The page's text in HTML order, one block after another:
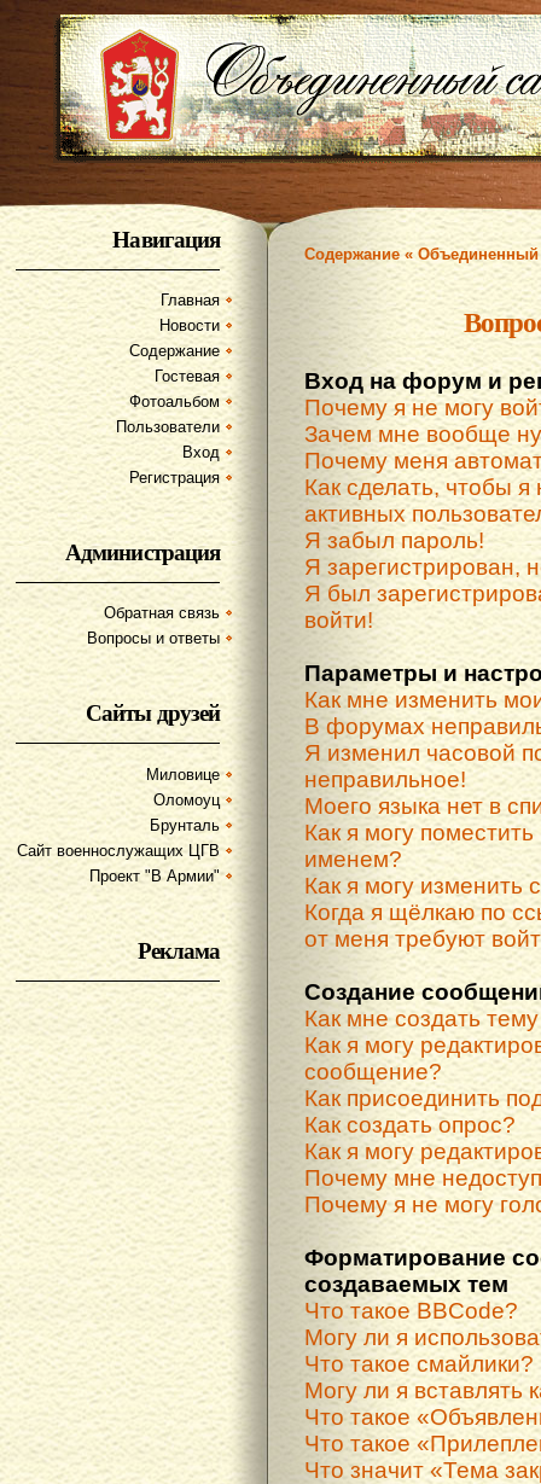
Навигация
Главная
Новости
Содержание
Гостевая
Фотоальбом
Пользователи
Вход
Регистрация
Администрация
Обратная связь
Вопросы и ответы
Сайты друзей
Миловице
Оломоуц
Брунталь
Сайт военнослужащих ЦГВ
Проект "В Армии"
Реклама
Содержание «
Вход на форум и
Почему я не могу
Зачем мне вообще
Почему меня
Как сделать, чтобы я
активных
Я забыл пароль!
Я зарегистрирован,
Я был
войти!
Параметры и
Как мне изменить
В форумах
Я изменил часовой
неправильное!
Моего языка нет в
Как я могу
именем?
Как я могу изменить
Когда я щёлкаю по
от меня требуют
Создание
Как мне создать
Как я могу
сообщение?
Как присоединить
Как создать опрос?
Как я могу
Почему мне
Почему я не могу
Форматирование
создаваемых тем
Что такое BBCode?
Могу ли я
Что такое смайлики?
Могу ли я вставлять
Что такое
Что такое
Что значит «Тема